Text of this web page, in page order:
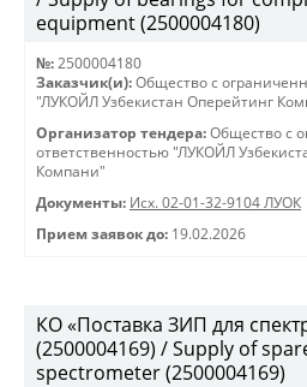
equipment (2500004180)
№: 2500004180
Заказчик(и): Общество с
"ЛУКОЙЛ Узбекистан Оперейтинг
Организатор тендера: Общество с
ответственностью "ЛУКОЙЛ
Компани"
Документы: Исх. 02-01-32-9104 ЛУОК
Прием заявок до: 19.02.2026
КО «Поставка ЗИП для
(2500004169) / Supply of
spectrometer (2500004169)